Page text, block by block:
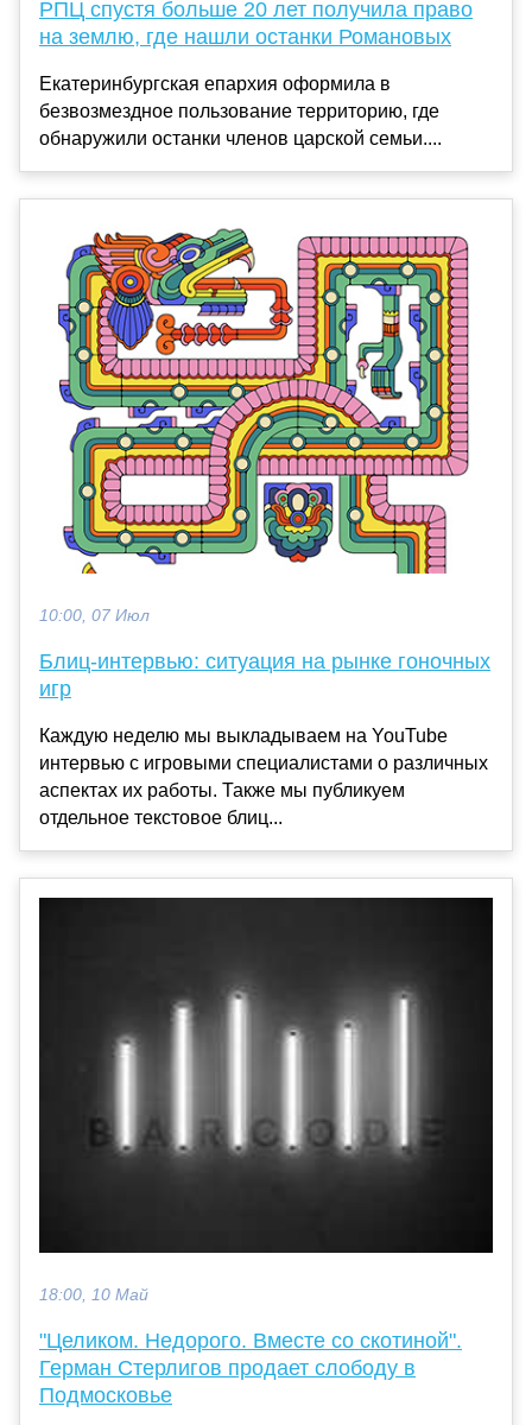
РПЦ спустя больше 20 лет получила право
на землю, где нашли останки Романовых
Екатеринбургская епархия оформила в
безвозмездное пользование территорию, где
обнаружили останки членов царской семьи....
10:00, 07 Июл
Блиц-интервью: ситуация на рынке гоночных
игр
Каждую неделю мы выкладываем на YouTube
интервью с игровыми специалистами о различных
аспектах их работы. Также мы публикуем
отдельное текстовое блиц...
18:00, 10 Май
"Целиком. Недорого. Вместе со скотиной".
Герман Стерлигов продает слободу в
Подмосковье